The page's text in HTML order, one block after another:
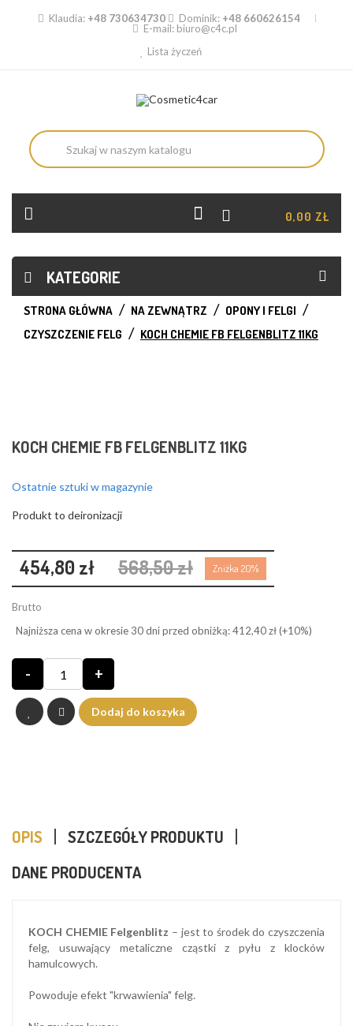
Klaudia: +48 730634730 Dominik: +48 660626154
E-mail: biuro@c4c.pl
Lista życzeń
0,00 ZŁ
KATEGORIE
STRONA GŁÓWNA NA ZEWNĄTRZ
OPONY I FELGI
CZYSZCZENIE FELG
KOCH CHEMIE FB FELGENBLITZ 11KG
KOCH CHEMIE FB FELGENBLITZ 11KG
Ostatnie sztuki w magazynie
Produkt to deironizacji
454,80 zł 568,50 zł Zniżka 20%
Brutto
Najniższa cena w okresie 30 dni przed obniżką:412,40 zł(+10%)
- +
Dodaj do koszyka
OPIS
SZCZEGÓŁY PRODUKTU
DANE PRODUCENTA
KOCH CHEMIE Felgenblitz – jest to środek do czyszczenia
felg, usuwający metaliczne cząstki z pyłu z klocków
hamulcowych.
Powoduje efekt "krwawienia" felg.